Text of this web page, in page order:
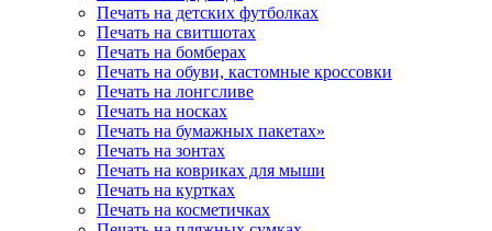
Печать на детских футболках
Печать на свитшотах
Печать на бомберах
Печать на обуви, кастомные кроссовки
Печать на лонгсливе
Печать на носках
Печать на бумажных пакетах»
Печать на зонтах
Печать на ковриках для мыши
Печать на куртках
Печать на косметичках